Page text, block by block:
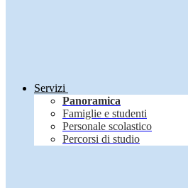
Servizi
Panoramica
Famiglie e studenti
Personale scolastico
Percorsi di studio